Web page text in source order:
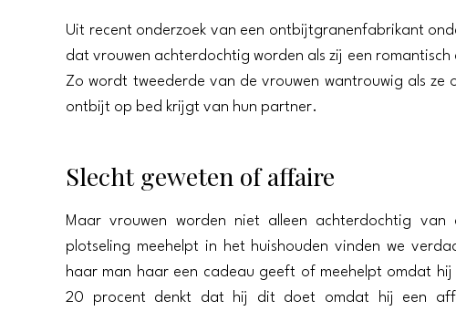
Uit recent onderzoek van een ontbijtgranenfabrikant
dat vrouwen achterdochtig worden als zij een romantisch
Zo wordt tweederde van de vrouwen wantrouwig als ze
ontbijt op bed krijgt van hun partner.
Slecht geweten of affaire
Maar vrouwen worden niet alleen achterdochtig van
plotseling meehelpt in het huishouden vinden we
haar man haar een cadeau geeft of meehelpt omdat hij
20 procent denkt dat hij dit doet omdat hij een